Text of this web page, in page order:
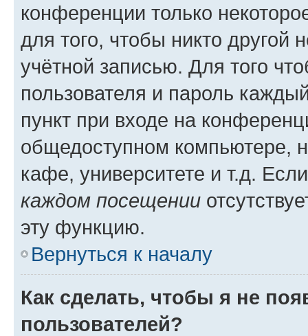
конференции только
для того, чтобы никто другой
учётной записью. Для того
пользователя и пароль
пункт при входе на
общедоступном компьютере,
кафе, университете и т.д.
каждом посещении
эту функцию.
Вернуться к началу
Как сделать, чтобы я не
пользователей?